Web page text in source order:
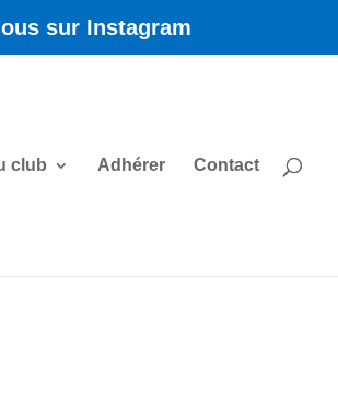
sur Instagram
club Adhérer Contact